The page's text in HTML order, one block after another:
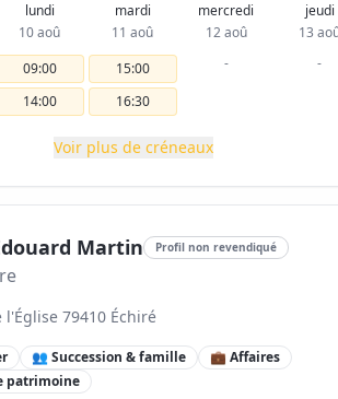
lundi
10 aoû
09:00
14:00
mardi
11 aoû
15:00
16:30
mercredi
12 aoû
-
jeudi
13
-
Voir plus de créneaux
Martin Profil non revendiqué
l'Église 79410 Échiré
👥 Succession & famille
💼 Affaires
patrimoine